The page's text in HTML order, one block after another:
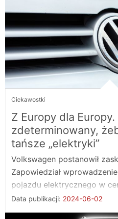
Ciekawostki
Z Europy dla
zdeterminowany,
tańsze „elektryki”
Volkswagen postanowił
Zapowiedział
pojazdu elektrycznego w
do 2027 ...
Data publikacji: 2024-06-02